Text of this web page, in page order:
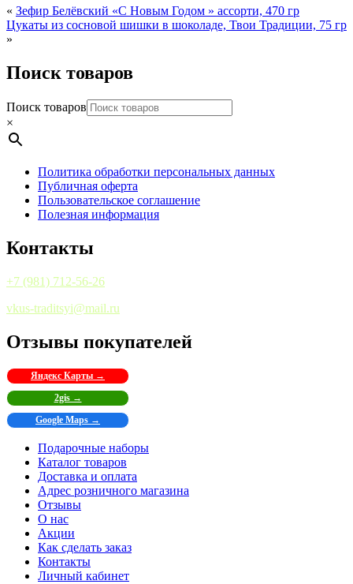
« Зефир Белёвский «С Новым Годом » ассорти, 470 гр
Цукаты из сосновой шишки в шоколаде, Твои Традиции, 75 гр
»
Поиск товаров
Поиск товаров
×
Политика обработки персональных данных
Публичная оферта
Пользовательское соглашение
Полезная информация
Контакты
+7 (981) 712-56-26
vkus-traditsyi@mail.ru
Отзывы покупателей
Яндекс Карты →
2gis →
Google Maps →
Подарочные наборы
Каталог товаров
Доставка и оплата
Адрес розничного магазина
Отзывы
О нас
Акции
Как сделать заказ
Контакты
Личный кабинет